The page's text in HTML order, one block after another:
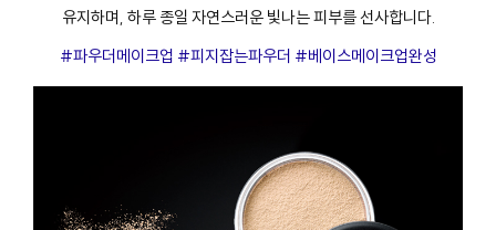
유지하며, 하루 종일 자연스러운 빛나는 피부를 선사합니다.
#파우더메이크업 #피지잡는파우더 #베이스메이크업완성